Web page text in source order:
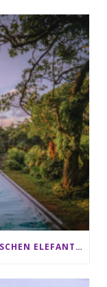
SRI LANKA RUNDREISE: 12 TAGE ZWISCHEN ELEFANTEN, TEEPLANTAGEN & STRAND ALS FAMILIE